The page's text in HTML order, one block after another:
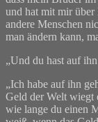
und hat mit mir über
andere Menschen
man ändern kann,
„Und du hast auf
„Ich habe auf ihn
Geld der Welt wiegt
wie lange du einen